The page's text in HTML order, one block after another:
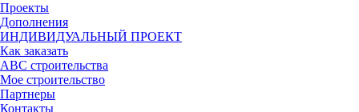
Проекты
Дополнения
ИНДИВИДУАЛЬНЫЙ ПРОЕКТ
Как заказать
ABC строительства
Мое строительство
Партнеры
Контакты